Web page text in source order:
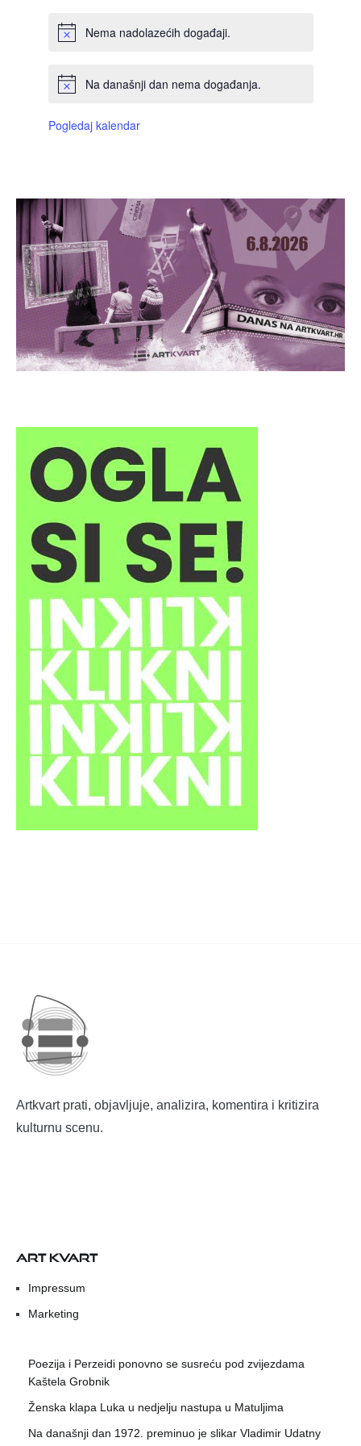
Nema nadolazećih događaji.
Na današnji dan nema događanja.
Pogledaj kalendar
Artkvart prati, objavljuje, analizira, komentira i kritizira
kulturnu scenu.
ART KVART
Impressum
Marketing
Poezija i Perzeidi ponovno se susreću pod zvijezdama
Kaštela Grobnik
Ženska klapa Luka u nedjelju nastupa u Matuljima
Na današnji dan 1972. preminuo je slikar Vladimir Udatny